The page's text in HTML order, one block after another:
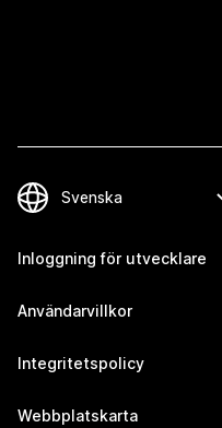
Inloggning för utvecklare
Användarvillkor
Integritetspolicy
Webbplatskarta